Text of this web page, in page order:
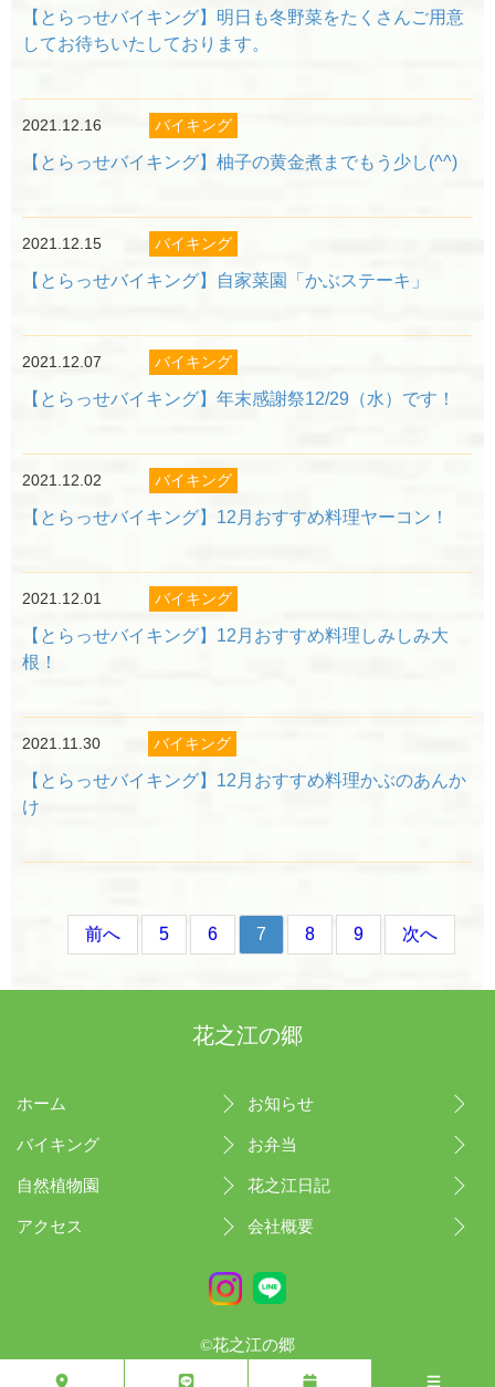
【とらっせバイキング】明日も冬野菜をたくさんご用意
してお待ちいたしております。
2021.12.16 バイキング
【とらっせバイキング】柚子の黄金煮までもう少し(^^)
2021.12.15 バイキング
【とらっせバイキング】自家菜園「かぶステーキ」
2021.12.07 バイキング
【とらっせバイキング】年末感謝祭12/29（水）です！
2021.12.02 バイキング
【とらっせバイキング】12月おすすめ料理ヤーコン！
2021.12.01 バイキング
【とらっせバイキング】12月おすすめ料理しみしみ大
根！
2021.11.30 バイキング
【とらっせバイキング】12月おすすめ料理かぶのあんか
け
前へ 5 6 7 8 9 次へ
花之江の郷
ホーム お知らせ
バイキング お弁当
自然植物園 花之江日記
アクセス 会社概要
©花之江の郷